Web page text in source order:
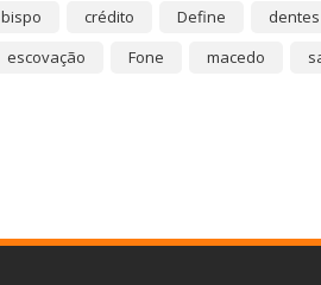
bispo crédito Define
dentes
escovação Fone macedo